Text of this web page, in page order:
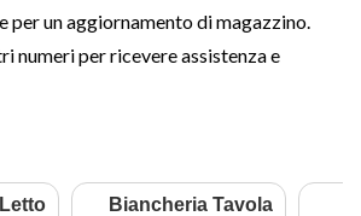
per un aggiornamento di magazzino.
numeri per ricevere assistenza e
Biancheria Tavola